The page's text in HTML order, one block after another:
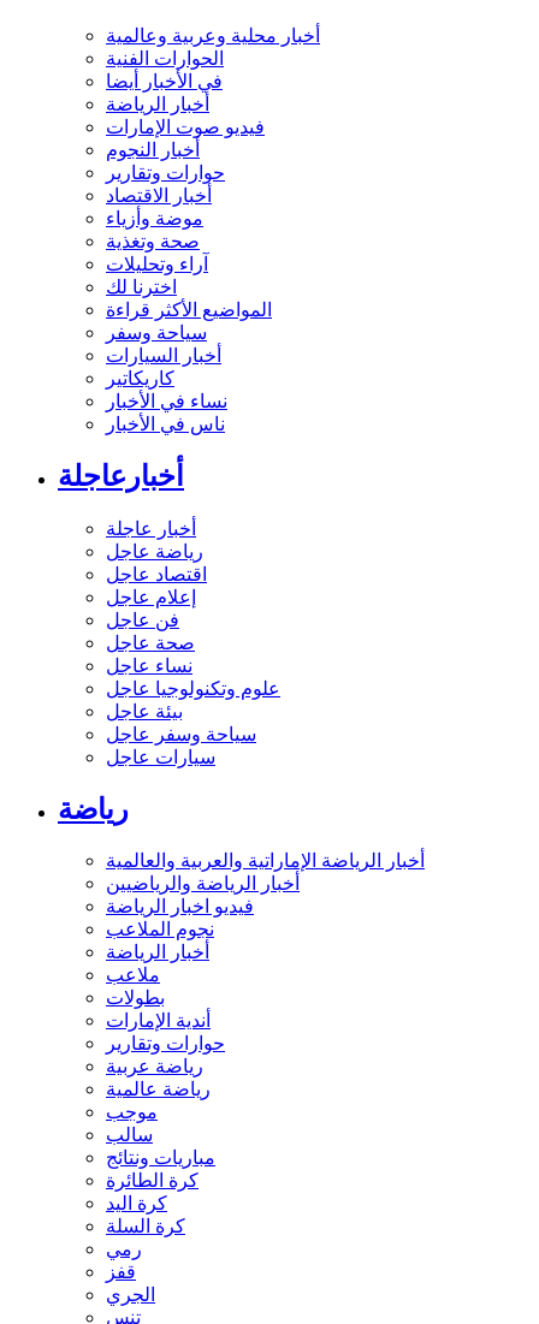
أخبار محلية وعربية وعالمية
الحوارات الفنية
في الأخبار أيضا
أخبار الرياضة
فيديو صوت الإمارات
أخبار النجوم
حوارات وتقارير
أخبار الاقتصاد
موضة وأزياء
صحة وتغذية
آراء وتحليلات
اخترنا لك
المواضيع الأكثر قراءة
سياحة وسفر
أخبار السيارات
كاريكاتير
نساء في الأخبار
ناس في الأخبار
أخبارعاجلة
أخبار عاجلة
رياضة عاجل
اقتصاد عاجل
إعلام عاجل
فن عاجل
صحة عاجل
نساء عاجل
علوم وتكنولوجيا عاجل
بيئة عاجل
سياحة وسفر عاجل
سيارات عاجل
رياضة
أخبار الرياضة الإماراتية والعربية والعالمية
أخبار الرياضة والرياضيين
فيديو اخبار الرياضة
نجوم الملاعب
أخبار الرياضة
ملاعب
بطولات
أندية الإمارات
حوارات وتقارير
رياضة عربية
رياضة عالمية
موجب
سالب
مباريات ونتائج
كرة الطائرة
كرة اليد
كرة السلة
رمي
قفز
الجري
تنس